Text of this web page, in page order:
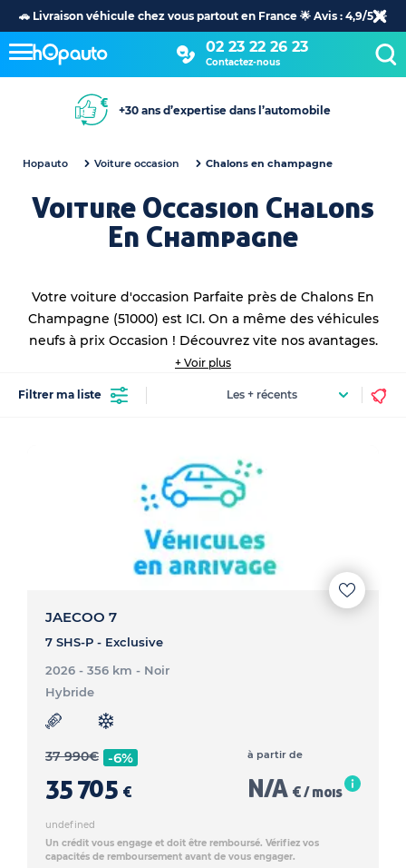
🚗 Livraison véhicule chez vous partout en France 🌟 Avis : 4,9/5 🌟
02 23 22 26 23
Contactez-nous
+30 ans d’expertise dans l’automobile
Hopauto Voiture occasion Chalons en champagne
Voiture Occasion Chalons
En Champagne
Votre voiture d'occasion Parfaite près de Chalons En
Champagne (51000) est ICI. On a même des véhicules
neufs à prix Occasion ! Découvrez vite nos avantages.
toutes vosvoitures occasions proche de
vous
+ Voir plus
Filtrer ma liste
JAECOO 7
7 SHS-P - Exclusive
2026 - 356 km - Noir
Hybride
37 990€ -6%
35 705 €
à partir de
N/A € / mois
undefined
Un crédit vous engage et doit être remboursé. Vérifiez vos
capacités de remboursement avant de vous engager.